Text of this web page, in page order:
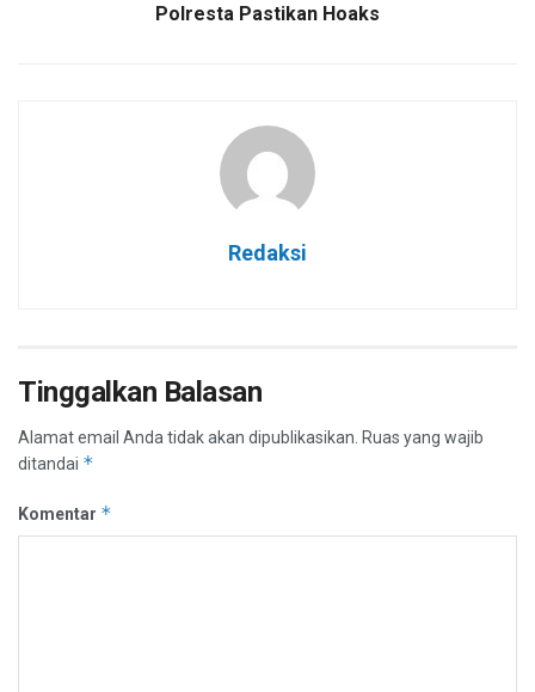
Polresta Pastikan Hoaks
Redaksi
Tinggalkan Balasan
Alamat email Anda tidak akan dipublikasikan. Ruas yang wajib
ditandai *
Komentar *